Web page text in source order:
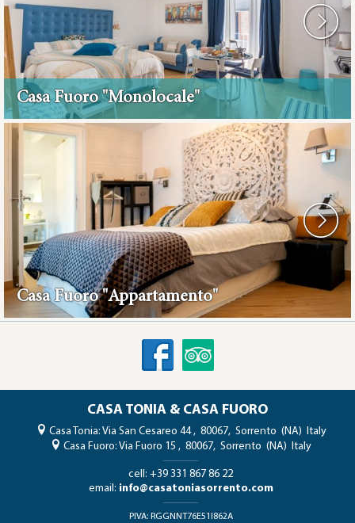
Casa Fuoro "Monolocale"
Casa Fuoro "Appartamento"
CASA TONIA & CASA FUORO
Casa Tonia: Via San Cesareo 44, 80067, Sorrento (NA)
Italy
Casa Fuoro: Via Fuoro 15 , 80067, Sorrento (NA) Italy
cell: +39 331 867 86 22
email: info@casatoniasorrento.com
PIVA: RGGNNT76E51I862A